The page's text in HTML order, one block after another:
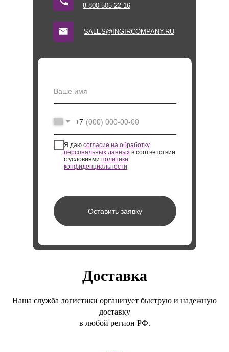
+7
Я даю согласие на обработку
персональных данных в соответствии
с условиями политики
конфиденциальности
Оставить заявку
SALES@INGIRCOMPANY.RU
8 800 505 22 16
Доставка
Наша служба логистики организует быструю и надежную
доставку
в любой регион РФ.